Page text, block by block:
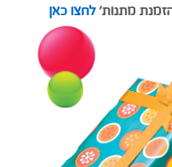
מתנות’לחצו כאן